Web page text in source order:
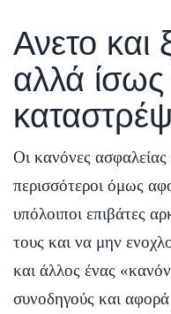
Ανετο και
αλλά
Οι κανόνες
περισσότεροι όμως
υπόλοιποι επιβάτες
τους και να μην
και άλλος ένας
συνοδηγούς και